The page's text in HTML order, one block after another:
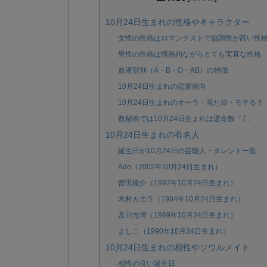
10月24日生まれの性格やキャラクター
女性の性格はロマンチストで協調性が高い性
男性の性格は情熱的ながらとても実直な性格
血液型別（A・B・O・AB）の特徴
10月24日生まれの恋愛傾向
10月24日生まれのオーラ・見た目・モテる？
数秘術では10月24日生まれは運命数「7」
10月24日生まれの有名人
誕生日が10月24日の芸能人・タレント一覧
Ado（2002年10月24日生まれ）
曽田陵介（1997年10月24日生まれ）
木村カエラ（1984年10月24日生まれ）
及川光博（1969年10月24日生まれ）
よしこ（1990年10月24日生まれ）
10月24日生まれの相性やソウルメイト
相性の良い誕生日